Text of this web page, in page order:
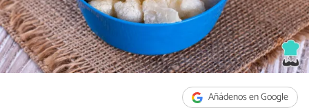
Añádenos en Google